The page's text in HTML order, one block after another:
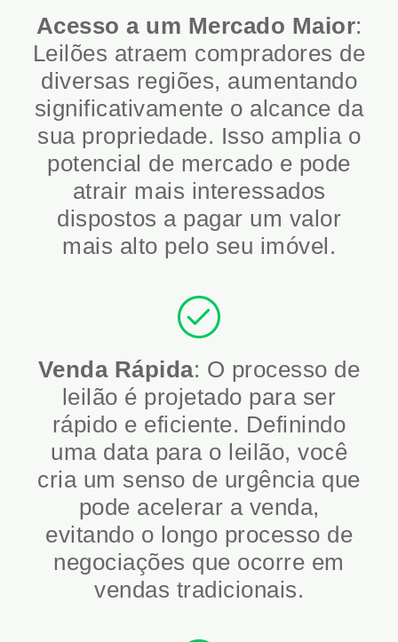
Acesso a um Mercado Maior:
Leilões atraem compradores de
diversas regiões, aumentando
significativamente o alcance da
sua propriedade. Isso amplia o
potencial de mercado e pode
atrair mais interessados
dispostos a pagar um valor
mais alto pelo seu imóvel.
Venda Rápida: O processo de
leilão é projetado para ser
rápido e eficiente. Definindo
uma data para o leilão, você
cria um senso de urgência que
pode acelerar a venda,
evitando o longo processo de
negociações que ocorre em
vendas tradicionais.